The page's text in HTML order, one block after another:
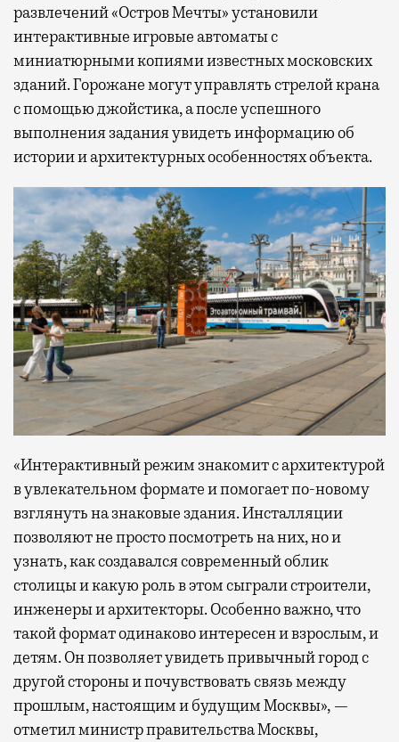
развлечений «Остров Мечты» установили
интерактивные игровые автоматы с
миниатюрными копиями известных московских
зданий. Горожане могут управлять стрелой крана
с помощью джойстика, а после успешного
выполнения задания увидеть информацию об
истории и архитектурных особенностях объекта.
«Интерактивный режим знакомит с архитектурой
в увлекательном формате и помогает по-новому
взглянуть на знаковые здания. Инсталляции
позволяют не просто посмотреть на них, но и
узнать, как создавался современный облик
столицы и какую роль в этом сыграли строители,
инженеры и архитекторы. Особенно важно, что
такой формат одинаково интересен и взрослым, и
детям. Он позволяет увидеть привычный город с
другой стороны и почувствовать связь между
прошлым, настоящим и будущим Москвы», —
отметил министр правительства Москвы,